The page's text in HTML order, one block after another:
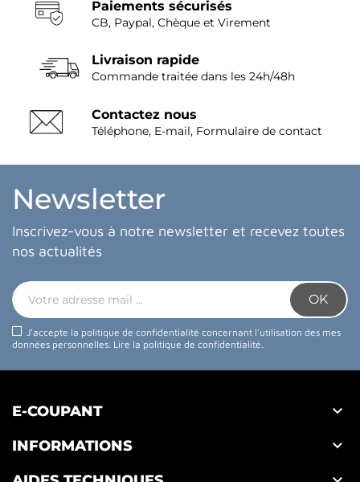
Paiements sécurisés
CB, Paypal, Chèque et Virement
Livraison rapide
Commande traitée dans les 24h/48h
Contactez nous
Téléphone, E-mail, Formulaire de contact
Newsletter
Inscrivez-vous à notre newsletter et recevez toutes
nos actualités
J'accepte la politique de confidentialité concernant l'utilisation des mes
données personnelles. Lire la politique de confidentialité.
E-COUPANT 
INFORMATIONS 